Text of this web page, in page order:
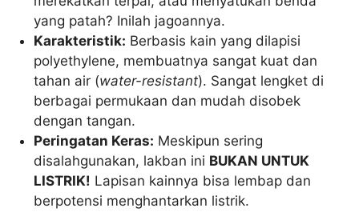
yang patah? Inilah jagoannya.
Karakteristik: Berbasis kain yang dilapisi
polyethylene, membuatnya sangat kuat dan
tahan air (water-resistant). Sangat lengket di
berbagai permukaan dan mudah disobek
dengan tangan.
Peringatan Keras: Meskipun sering
disalahgunakan, lakban ini BUKAN UNTUK
LISTRIK! Lapisan kainnya bisa lembap dan
berpotensi menghantarkan listrik.